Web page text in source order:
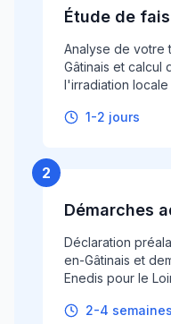
Étude de
Analyse de votre
Gâtinais et calcul
l'irradiation locale
1-2 jours
2
Démarches
Déclaration
en-Gâtinais et
Enedis pour le
2-4 semaines